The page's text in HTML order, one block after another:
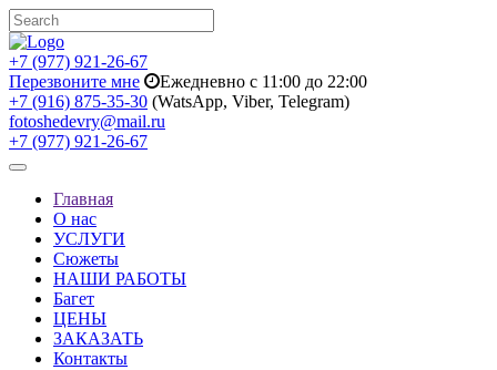
+7 (977) 921-26-67
Перезвоните мне
Ежедневно с 11:00 до 22:00
+7 (916) 875-35-30 (WatsApp, Viber, Telegram)
fotoshedevry@mail.ru
+7 (977) 921-26-67
Toggle
navigationГлавная
О нас
УСЛУГИ
Сюжеты
НАШИ РАБОТЫ
Багет
ЦЕНЫ
ЗАКАЗАТЬ
Контакты